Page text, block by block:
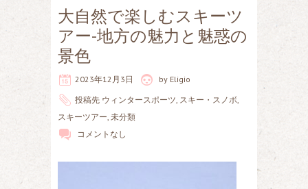
大自然で楽しむスキーツ
アー-地方の魅力と魅惑の
景色
2023年12月3日 by Eligio
投稿先 ウィンタースポーツ, スキー・スノボ,
スキーツアー, 未分類
コメントなし